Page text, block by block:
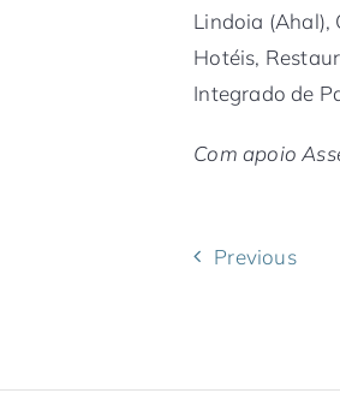
Lindoia (Ahal),
Hotéis,
Integrado de
Com apoio
Previous